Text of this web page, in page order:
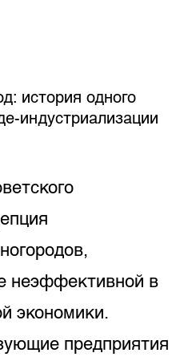
история одного
индустриализации
неэффективной в
экономики.
предприятия